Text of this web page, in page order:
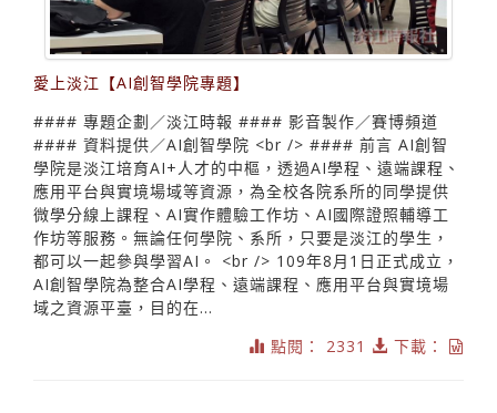
愛上淡江【AI創智學院專題】
#### 專題企劃／淡江時報 #### 影音製作／賽博頻道
#### 資料提供／AI創智學院 <br /> #### 前言 AI創智
學院是淡江培育AI+人才的中樞，透過AI學程、遠端課程、
應用平台與實境場域等資源，為全校各院系所的同學提供
微學分線上課程、AI實作體驗工作坊、AI國際證照輔導工
作坊等服務。無論任何學院、系所，只要是淡江的學生，
都可以一起參與學習AI。 <br /> 109年8月1日正式成立，
AI創智學院為整合AI學程、遠端課程、應用平台與實境場
域之資源平臺，目的在...
點閱： 2331
下載：